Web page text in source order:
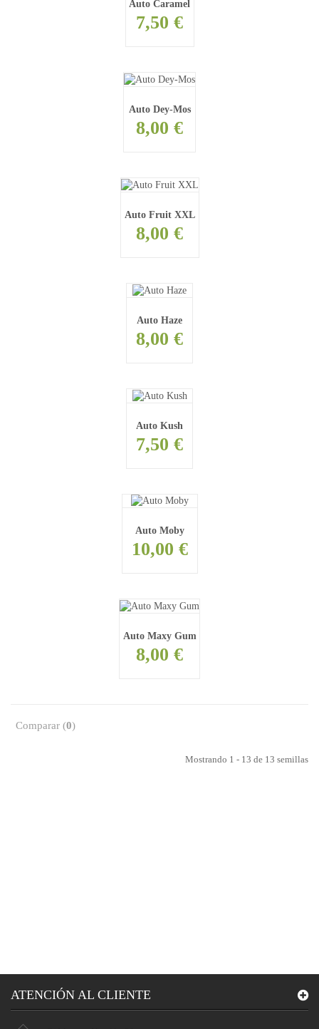
Auto Caramel
7,50 €
Auto Dey-Mos
8,00 €
Auto Fruit XXL
8,00 €
Auto Haze
8,00 €
Auto Kush
7,50 €
Auto Moby
10,00 €
Auto Maxy Gum
8,00 €
Comparar (0)
Mostrando 1 - 13 de 13 semillas
ATENCIÓN AL CLIENTE